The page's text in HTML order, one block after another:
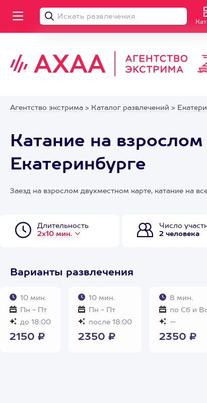
Агентство экстрима > Каталог развлечений >
Катание на
Екатеринбурге
Заезд на взрослом двухместном карте, катание на
Длительность
2х10 мин.
Число
2 человека
Варианты развлечения
10 мин.
Пн - Пт
до 18:00
2150 ₽
10 мин.
Пн - Пт
после 18:00
2350 ₽
8 мин.
по Сб и
—
2350 ₽